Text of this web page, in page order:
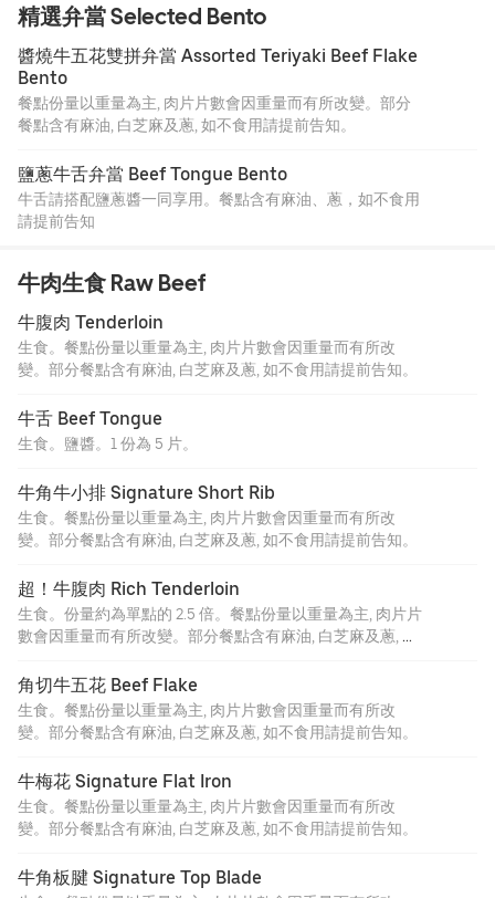
精選弁當 Selected Bento
醬燒牛五花雙拼弁當 Assorted Teriyaki Beef Flake
Bento
餐點份量以重量為主, 肉片片數會因重量而有所改變。部分
餐點含有麻油, 白芝麻及蔥, 如不食用請提前告知。
鹽蔥牛舌弁當 Beef Tongue Bento
牛舌請搭配鹽蔥醬一同享用。餐點含有麻油、蔥，如不食用
請提前告知
牛肉生食 Raw Beef
牛腹肉 Tenderloin
生食。餐點份量以重量為主, 肉片片數會因重量而有所改
變。部分餐點含有麻油, 白芝麻及蔥, 如不食用請提前告知。
牛舌 Beef Tongue
生食。鹽醬。1 份為 5 片。
牛角牛小排 Signature Short Rib
生食。餐點份量以重量為主, 肉片片數會因重量而有所改
變。部分餐點含有麻油, 白芝麻及蔥, 如不食用請提前告知。
超！牛腹肉 Rich Tenderloin
生食。份量約為單點的 2.5 倍。餐點份量以重量為主, 肉片片
數會因重量而有所改變。部分餐點含有麻油, 白芝麻及蔥, 如
角切牛五花 Beef Flake
生食。餐點份量以重量為主, 肉片片數會因重量而有所改
變。部分餐點含有麻油, 白芝麻及蔥, 如不食用請提前告知。
牛梅花 Signature Flat Iron
生食。餐點份量以重量為主, 肉片片數會因重量而有所改
變。部分餐點含有麻油, 白芝麻及蔥, 如不食用請提前告知。
牛角板腱 Signature Top Blade